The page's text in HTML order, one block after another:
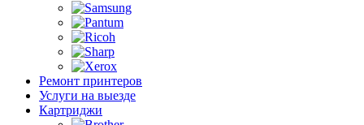
Ремонт принтеров
Услуги на выезде
Картриджи